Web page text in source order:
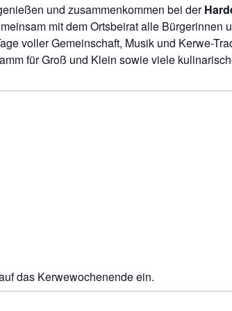
und zusammenkommen bei der
mit dem Ortsbeirat alle Bürgerinnen
voller Gemeinschaft, Musik und Kerwe-
für Groß und Klein sowie viele
das Kerwewochenende ein.